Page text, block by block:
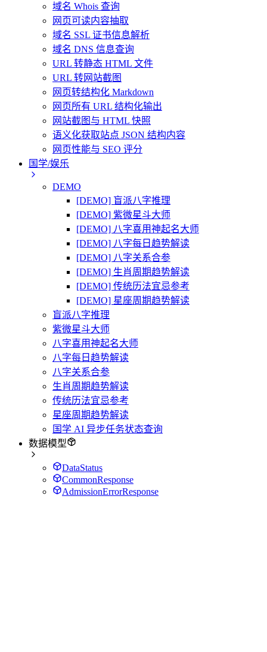
域名 Whois 查询
网页可读内容抽取
域名 SSL 证书信息解析
域名 DNS 信息查询
URL 转静态 HTML 文件
URL 转网站截图
网页转结构化 Markdown
网页所有 URL 结构化输出
网站截图与 HTML 快照
语义化获取站点 JSON 结构内容
网页性能与 SEO 评分
国学/娱乐
DEMO
[DEMO] 盲派八字推理
[DEMO] 紫微星斗大师
[DEMO] 八字喜用神起名大师
[DEMO] 八字每日趋势解读
[DEMO] 八字关系合参
[DEMO] 生肖周期趋势解读
[DEMO] 传统历法宜忌参考
[DEMO] 星座周期趋势解读
盲派八字推理
紫微星斗大师
八字喜用神起名大师
八字每日趋势解读
八字关系合参
生肖周期趋势解读
传统历法宜忌参考
星座周期趋势解读
国学 AI 异步任务状态查询
数据模型
DataStatus
CommonResponse
AdmissionErrorResponse